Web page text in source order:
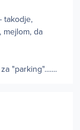
takodje,
mejlom, da
"parking".......